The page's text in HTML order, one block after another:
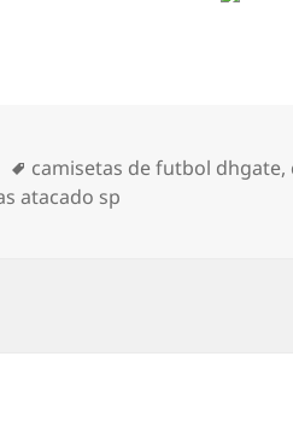
Etiquetas
camisetas de futbol dhgate,
atacado sp